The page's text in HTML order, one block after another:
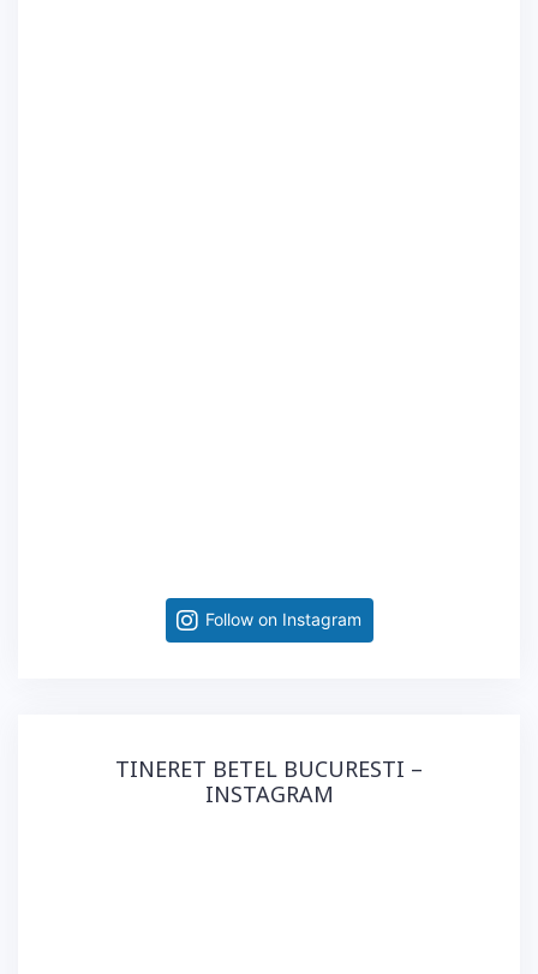
Follow on Instagram
TINERET BETEL BUCURESTI –
INSTAGRAM